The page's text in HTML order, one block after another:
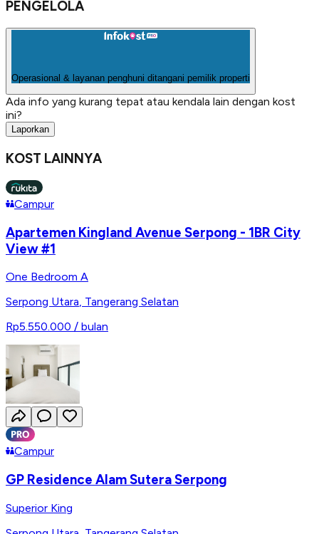
PENGELOLA
Operasional & layanan penghuni ditangani pemilik properti
Ada info yang kurang tepat atau kendala lain dengan kost
ini?
Laporkan
KOST LAINNYA
Campur
Apartemen Kingland Avenue Serpong - 1BR City
View #1
One Bedroom A
Serpong Utara, Tangerang Selatan
Rp5.550.000 / bulan
Campur
GP Residence Alam Sutera Serpong
Superior King